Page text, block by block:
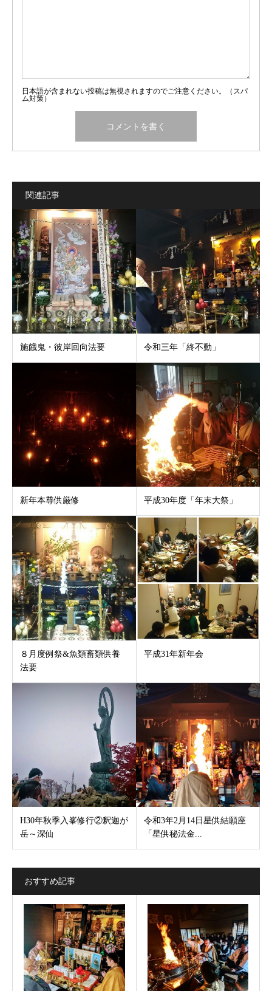
日本語が含まれない投稿は無視されますのでご注意ください。（スパ
ム対策）
関連記事
施餓鬼・彼岸回向法要 令和三年「終不動」
新年本尊供厳修 平成30年度「年末大祭」
８月度例祭&魚類畜類供養
法要
平成31年新年会
H30年秋季入峯修行②釈迦が
岳～深仙
令和3年2月14日星供結願座
「星供秘法金...
おすすめ記事